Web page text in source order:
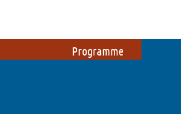
bénévole pendant le festival
aux questions
Programme